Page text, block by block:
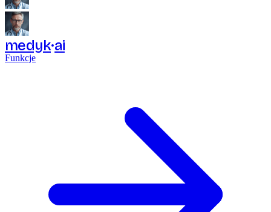
medyk ai
Funkcje